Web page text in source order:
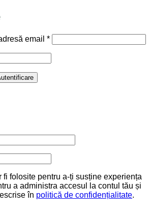
email *Obligatoriu
fi folosite pentru a-ți susține experiența
a administra accesul la contul tău și
în politică de confidențialitate.